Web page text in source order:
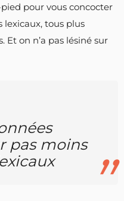
pour vous concocter
lexicaux, tous plus
Et on n’a pas lésiné sur
pas moins